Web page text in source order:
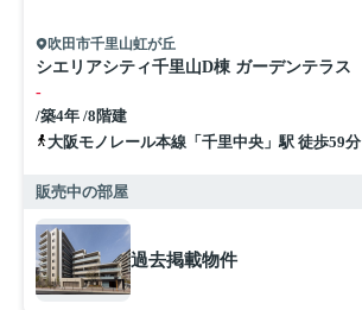
吹田市千里山虹が丘
シエリアシティ千里山D棟 ガーデンテラス
-
/築4年 /8階建
大阪モノレール本線「千里中央」駅 徒歩59分
販売中の部屋
過去掲載物件